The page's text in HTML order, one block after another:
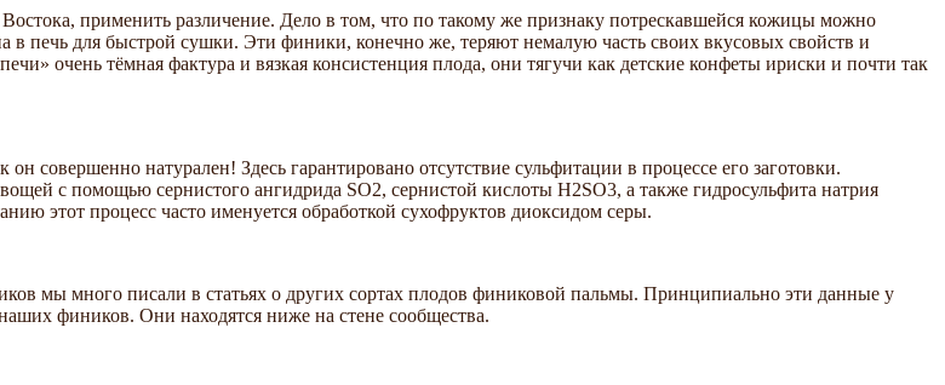
применить различение. Дело в том, что по такому же признаку потрескавшейся кожицы можно
печь для быстрой сушки. Эти финики, конечно же, теряют немалую часть своих вкусовых свойств и
очень тёмная фактура и вязкая консистенция плода, они тягучи как детские конфеты ириски и почти так
натурален! Здесь гарантировано отсутствие сульфитации в процессе его заготовки.
с помощью сернистого ангидрида SO2, сернистой кислоты H2SO3, а также гидросульфита натрия
этот процесс часто именуется обработкой сухофруктов диоксидом серы.
мы много писали в статьях о других сортах плодов финиковой пальмы. Принципиально эти данные у
фиников. Они находятся ниже на стене сообщества.